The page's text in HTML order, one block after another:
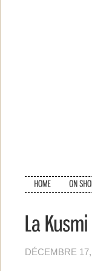
DÉCEMBRE